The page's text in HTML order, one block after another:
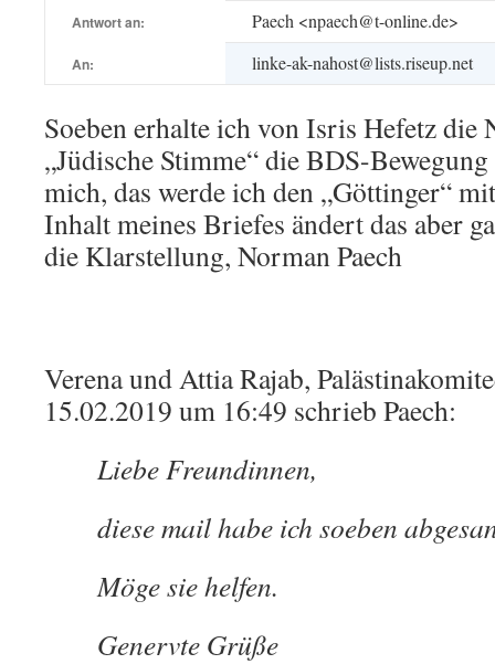
Antwort an: Paech <npaech@t-online.de>
An: linke-ak-nahost@lists.riseup.net
Soeben erhalte ich von Isris Hefetz die
„Jüdische Stimme“ die BDS-
mich, das werde ich den „Göttinger“
Inhalt meines Briefes ändert das aber
die Klarstellung, Norman Paech
Verena und Attia Rajab,
15.02.2019 um 16:49 schrieb Paech:
Liebe Freundinnen,
diese mail habe ich soeben
Möge sie helfen.
Genervte Grüße